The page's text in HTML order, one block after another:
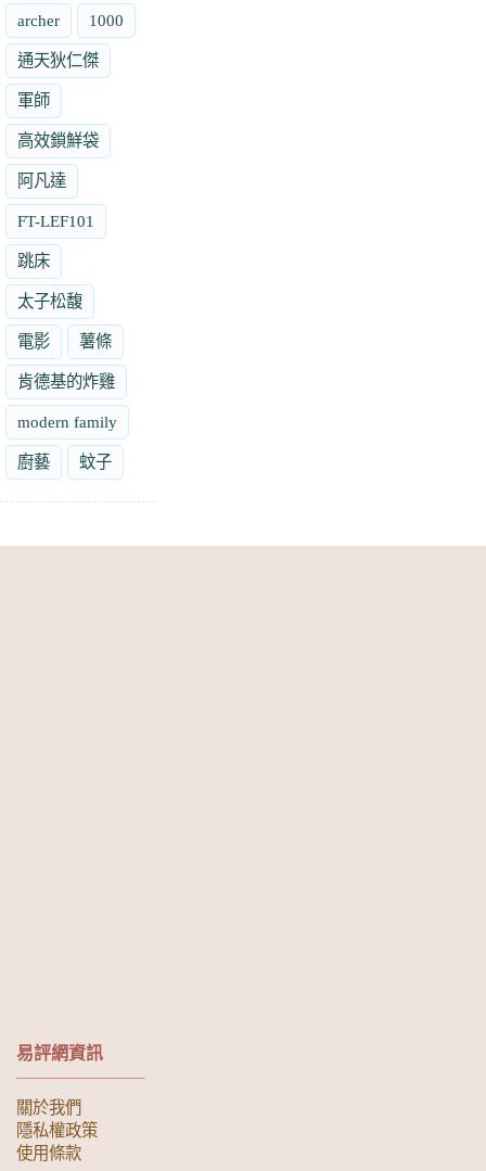
archer 1000
通天狄仁傑
軍師
高效鎖鮮袋
阿凡達
FT-LEF101
跳床
太子松馥
電影 薯條
肯德基的炸雞
modern family
廚藝 蚊子
易評網資訊
關於我們
隱私權政策
使用條款